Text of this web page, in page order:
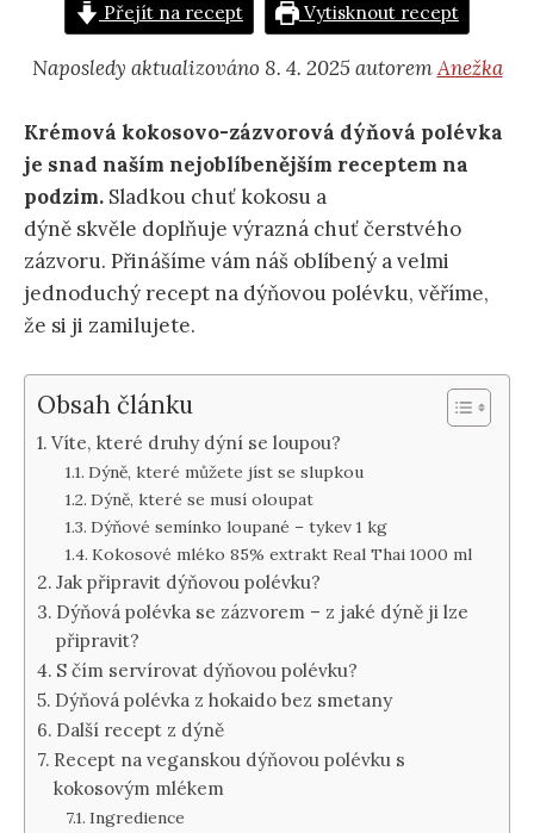
Přejít na recept Vytisknout recept
Naposledy aktualizováno 8. 4. 2025 autoremAnežka
Krémová kokosovo-zázvorová dýňová polévka
je snad naším nejoblíbenějším receptem na
podzim. Sladkou chuť kokosu a
dýně skvěle doplňuje výrazná chuť čerstvého
zázvoru. Přinášíme vám náš oblíbený a velmi
jednoduchý recept na dýňovou polévku, věříme,
že si ji zamilujete.
Obsah článku
Víte, které druhy dýní se loupou?
Dýně, které můžete jíst se slupkou
Dýně, které se musí oloupat
Dýňové semínko loupané – tykev 1 kg
Kokosové mléko 85% extrakt Real Thai 1000 ml
Jak připravit dýňovou polévku?
Dýňová polévka se zázvorem – z jaké dýně ji lze
připravit?
S čím servírovat dýňovou polévku?
Dýňová polévka z hokaido bez smetany
Další recept z dýně
Recept na veganskou dýňovou polévku s
kokosovým mlékem
Ingredience